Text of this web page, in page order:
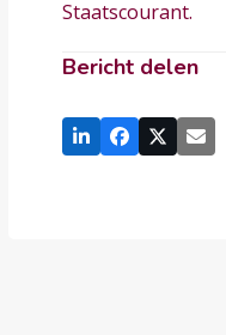
Staatscourant.
Bericht delen